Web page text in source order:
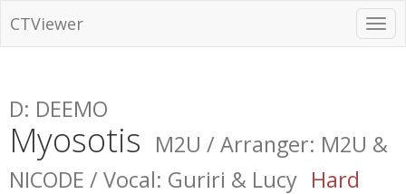
CTViewer
D: DEEMO
Myosotis M2U / Arranger: M2U &
NICODE / Vocal: Guriri & Lucy Hard